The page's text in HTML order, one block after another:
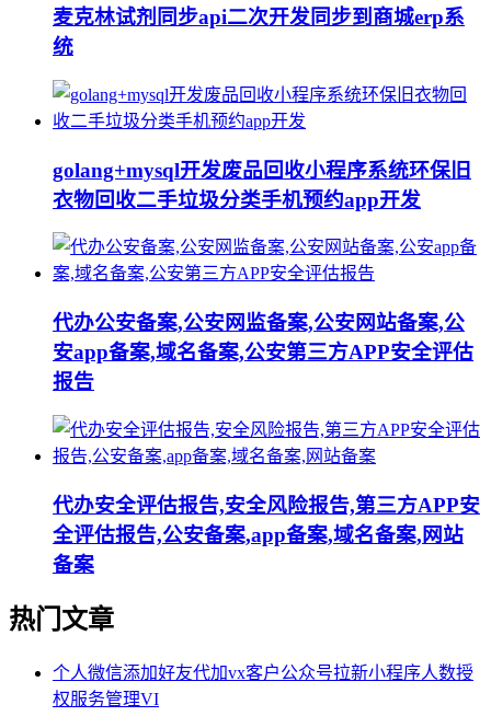
麦克林试剂同步api二次开发同步到商城erp系
统
golang+mysql开发废品回收小程序系统环保旧
衣物回收二手垃圾分类手机预约app开发
代办公安备案,公安网监备案,公安网站备案,公
安app备案,域名备案,公安第三方APP安全评估
报告
代办安全评估报告,安全风险报告,第三方APP安
全评估报告,公安备案,app备案,域名备案,网站
备案
热门文章
个人微信添加好友代加vx客户公众号拉新小程序人数授
权服务管理VI